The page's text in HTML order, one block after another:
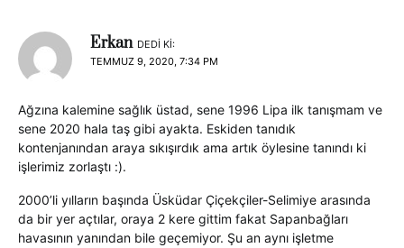
Erkan DEDI KI:
TEMMUZ 9, 2020, 7:34 PM
Ağzına kalemine sağlık üstad, sene 1996 Lipa ilk tanışmam ve
sene 2020 hala taş gibi ayakta. Eskiden tanıdık
kontenjanından araya sıkışırdık ama artık öylesine tanındı ki
işlerimiz zorlaştı :).
2000’li yılların başında Üsküdar Çiçekçiler-Selimiye arasında
da bir yer açtılar, oraya 2 kere gittim fakat Sapanbağları
havasının yanından bile geçemiyor. Şu an aynı işletme